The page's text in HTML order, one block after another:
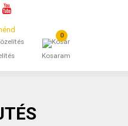
0
Kosaram
FELTÉTELEK